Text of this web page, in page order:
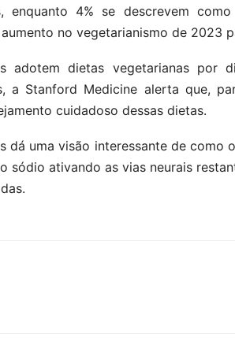
enquanto 4% se descrevem
no vegetarianismo de 2023
adotem dietas vegetarianas por
a Stanford Medicine alerta que,
cuidadoso dessas dietas.
dá uma visão interessante de como
sódio ativando as vias neurais